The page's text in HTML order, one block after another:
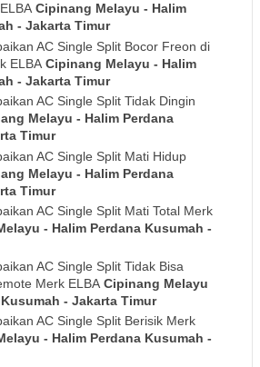
Cipinang Melayu - Halim
- Jakarta Timur
AC Single Split Bocor Freon di
ELBA Cipinang Melayu - Halim
- Jakarta Timur
AC Single Split Tidak Dingin
Melayu - Halim Perdana
Timur
AC Single Split Mati Hidup
Melayu - Halim Perdana
Timur
AC Single Split Mati Total Merk
- Halim Perdana Kusumah -
AC Single Split Tidak Bisa
Merk ELBA Cipinang Melayu
- Jakarta Timur
AC Single Split Berisik Merk
- Halim Perdana Kusumah -